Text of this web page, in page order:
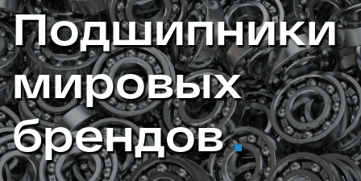
Подшипники
мировых
брендов.